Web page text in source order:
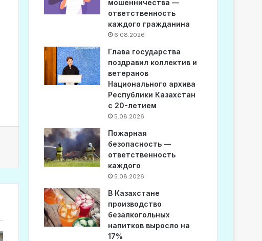
мошенничества —
ответственность
каждого гражданина
6.08.2026
Глава государства
поздравил коллектив и
ветеранов
Национального архива
Республики Казахстан
с 20-летием
5.08.2026
Пожарная
безопасность —
ответственность
каждого
5.08.2026
В Казахстане
производство
безалкогольных
напитков выросло на
17%